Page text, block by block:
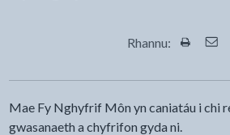
Rhannu:
Mae Fy Nghyfrif Môn yn caniatáu i chi
gwasanaeth a chyfrifon gyda ni.